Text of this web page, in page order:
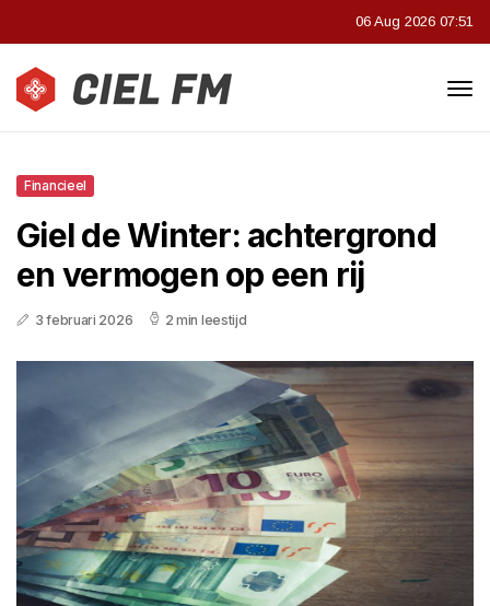
06 Aug 2026 07:51
Financieel
Giel de Winter: achtergrond
en vermogen op een rij
3 februari 2026 2 min leestijd